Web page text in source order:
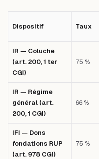
Dispositif Taux
IR — Coluche
(art. 200, 1 ter
CGI)
75 %
IR — Régime
général (art.
200, 1 CGI)
66 %
IFI — Dons
fondations RUP
(art. 978 CGI)
75 %